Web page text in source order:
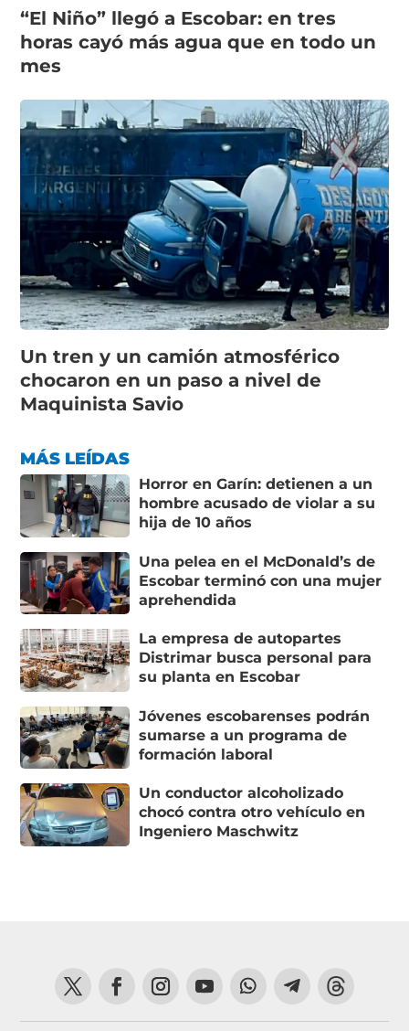
“El Niño” llegó a Escobar: en tres
horas cayó más agua que en todo un
mes
Un tren y un camión atmosférico
chocaron en un paso a nivel de
Maquinista Savio
MÁS LEÍDAS
Horror en Garín: detienen a un
hombre acusado de violar a su
hija de 10 años
Una pelea en el McDonald’s de
Escobar terminó con una mujer
aprehendida
La empresa de autopartes
Distrimar busca personal para
su planta en Escobar
Jóvenes escobarenses podrán
sumarse a un programa de
formación laboral
Un conductor alcoholizado
chocó contra otro vehículo en
Ingeniero Maschwitz